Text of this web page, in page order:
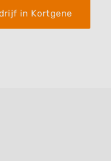
in Kortgene